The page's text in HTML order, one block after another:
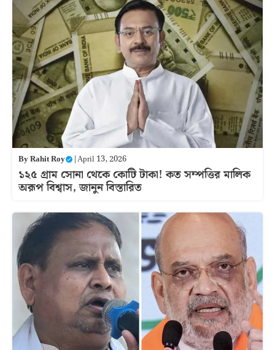
ByRahit Roy |April 13, 2026
১২৫ গ্রাম সোনা থেকে কোটি টাকা! কত সম্পত্তির মালিক
অরূপ বিশ্বাস, জানুন বিস্তারিত